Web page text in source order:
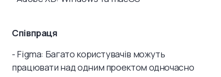
Співпраця
- Figma: Багато користувачів можуть
працювати над одним проектом одночасно